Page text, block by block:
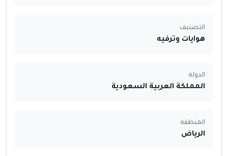
التصنيف
هوايات وترفيه
الدولة
المملكة العربية السعودية
المنطقة
الرياض